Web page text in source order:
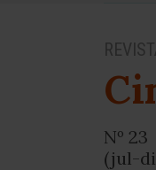
Nº 23
(jul-